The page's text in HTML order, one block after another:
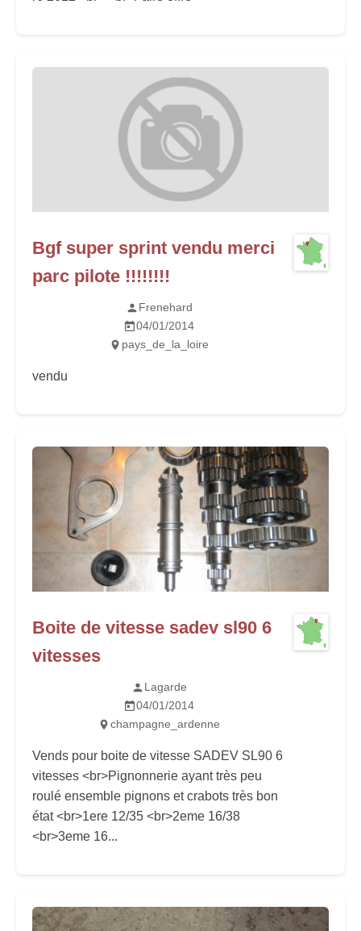
Bgf super sprint vendu merci
parc pilote !!!!!!!!
Frenehard
04/01/2014
pays_de_la_loire
vendu
Boite de vitesse sadev sl90 6
vitesses
Lagarde
04/01/2014
champagne_ardenne
Vends pour boite de vitesse SADEV SL90 6
vitesses <br>Pignonnerie ayant très peu
roulé ensemble pignons et crabots très bon
état <br>1ere 12/35 <br>2eme 16/38
<br>3eme 16...